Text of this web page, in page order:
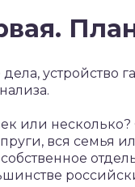
устройство
или
вся семья